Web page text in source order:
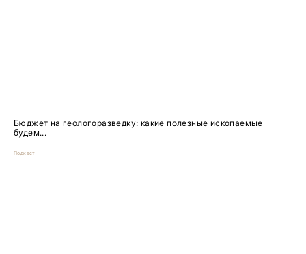
Бюджет на геологоразведку: какие полезные ископаемые
будем...
Подкаст